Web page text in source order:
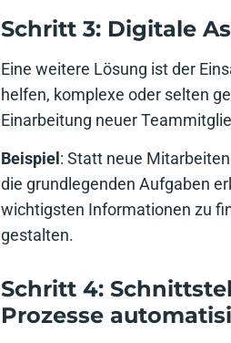
Schritt 3: Digitale
Eine weitere Lösung ist der
helfen, komplexe oder selten
Einarbeitung neuer
Beispiel : Statt neue
die grundlegenden Aufgaben
wichtigsten Informationen zu
gestalten.
Schritt 4:
Prozesse